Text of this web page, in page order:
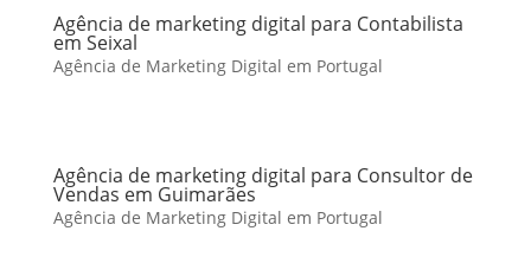
Agência de marketing digital para Contabilista
em Seixal
Agência de Marketing Digital em Portugal
Agência de marketing digital para Consultor de
Vendas em Guimarães
Agência de Marketing Digital em Portugal